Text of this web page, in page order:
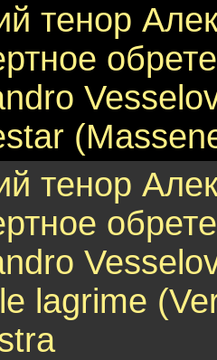
тенор
тенор
lagrime